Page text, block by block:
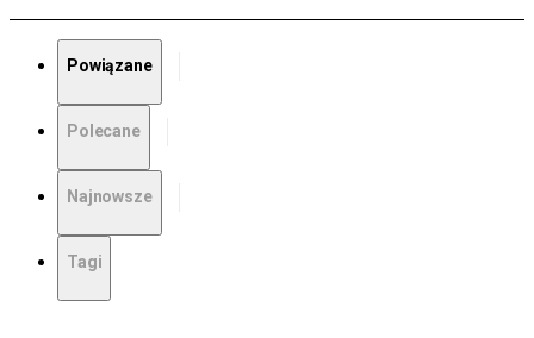
Powiązane
Polecane
Najnowsze
Tagi